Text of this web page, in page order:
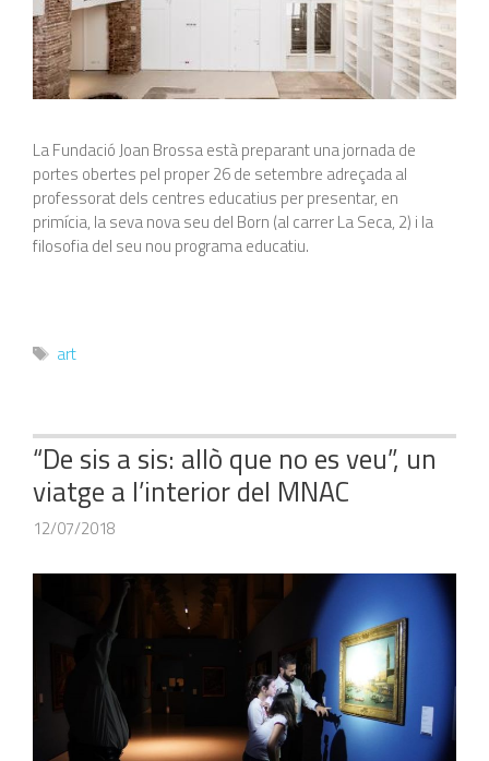
La Fundació Joan Brossa està preparant una jornada de
portes obertes pel proper 26 de setembre adreçada al
professorat dels centres educatius per presentar, en
primícia, la seva nova seu del Born (al carrer La Seca, 2) i la
filosofia del seu nou programa educatiu.
Etiquetes
art
“De sis a sis: allò que no es veu”, un
viatge a l’interior del MNAC
12/07/2018